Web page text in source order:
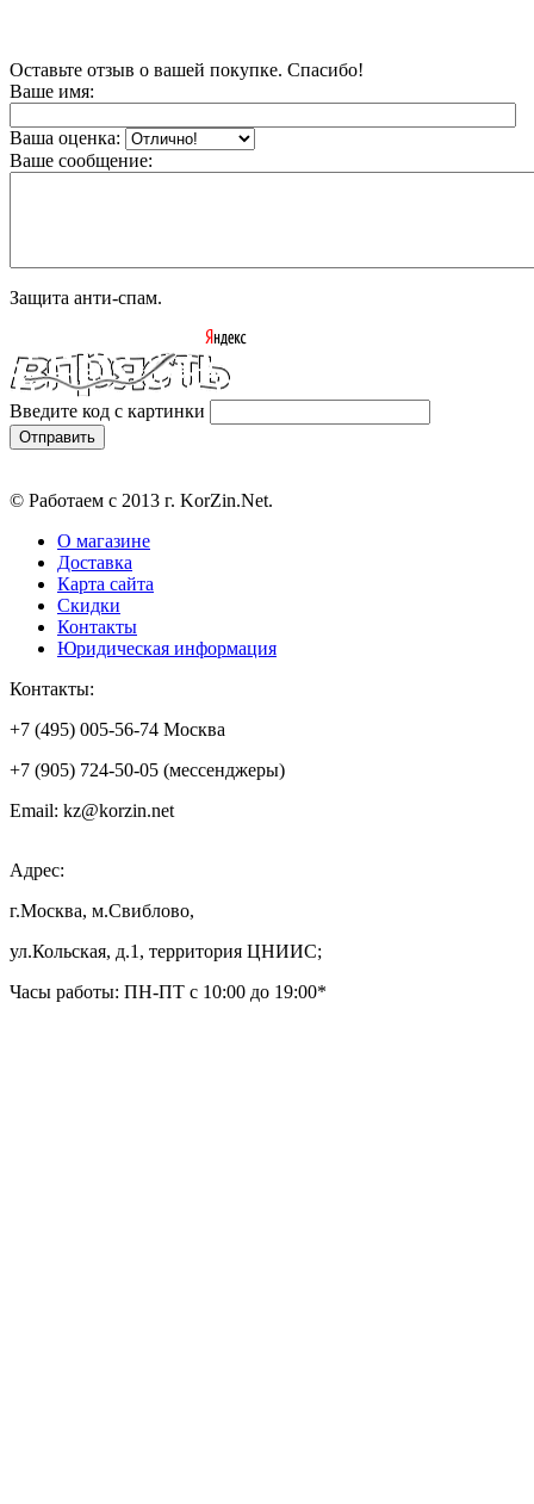
Оставьте отзыв о вашей покупке. Спасибо!
Ваше имя:
Ваша оценка:
Ваше сообщение:
Защита анти-спам.
Введите код с картинки
© Работаем с 2013 г. KorZin.Net.
О магазине
Доставка
Карта сайта
Скидки
Контакты
Юридическая информация
Контакты:
+7 (495) 005-56-74 Москва
+7 (905) 724-50-05 (мессенджеры)
Email: kz@korzin.net
Адрес:
г.Москва, м.Свиблово,
ул.Кольская, д.1, территория ЦНИИС;
Часы работы: ПН-ПТ с 10:00 до 19:00*